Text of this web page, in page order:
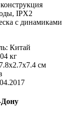
IPX2
с динамиками
Китай
кг
см
Дону